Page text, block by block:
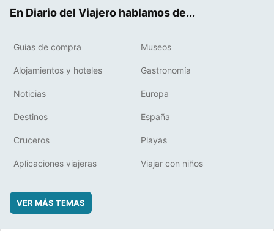
En Diario del Viajero hablamos de...
Guías de compra Museos
Alojamientos y hoteles Gastronomía
Noticias Europa
Destinos España
Cruceros Playas
Aplicaciones viajeras Viajar con niños
VER MÁS TEMAS